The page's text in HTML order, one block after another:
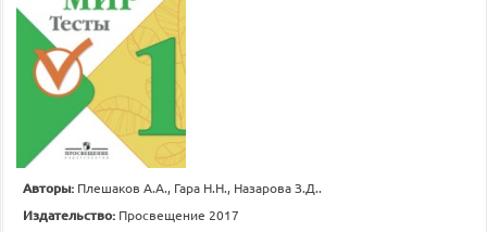
Авторы: Плешаков А.А., Гара Н.Н., Назарова З.Д..
Издательство: Просвещение 2017